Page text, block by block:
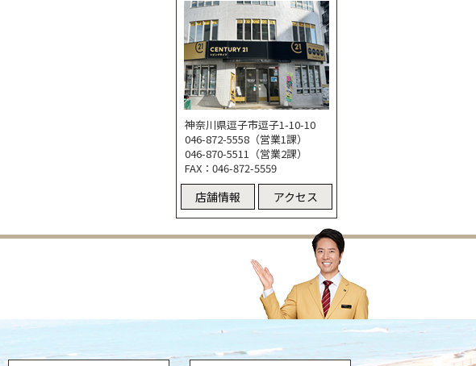
神奈川県逗子市逗子1-10-10
046-872-5558（営業1課）
046-870-5511（営業2課）
FAX：046-872-5559
店舗情報 アクセス